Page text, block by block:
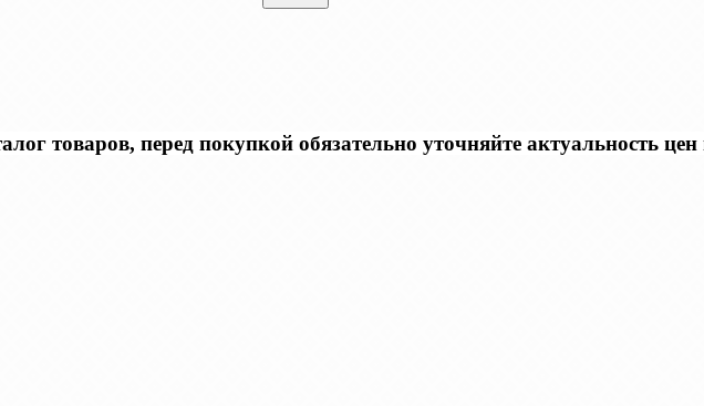
товаров, перед покупкой обязательно уточняйте актуальность цен